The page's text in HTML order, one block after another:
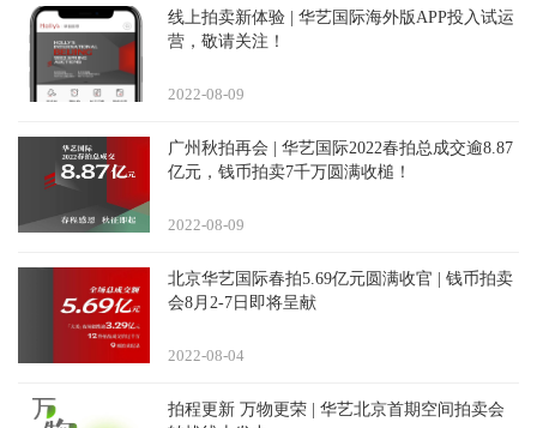
线上拍卖新体验 | 华艺国际海外版APP投入试运
营，敬请关注！
09
2022-08
广州秋拍再会 | 华艺国际2022春拍总成交逾8.87
亿元，钱币拍卖7千万圆满收槌！
09
2022-08
北京华艺国际春拍5.69亿元圆满收官 | 钱币拍卖
会8月2-7日即将呈献
04
2022-08
拍程更新 万物更荣 | 华艺北京首期空间拍卖会